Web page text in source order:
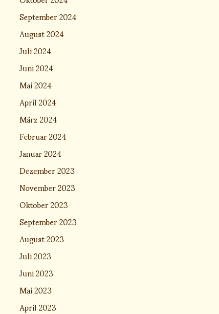
September 2024
August 2024
Juli 2024
Juni 2024
Mai 2024
April 2024
März 2024
Februar 2024
Januar 2024
Dezember 2023
November 2023
Oktober 2023
September 2023
August 2023
Juli 2023
Juni 2023
Mai 2023
April 2023